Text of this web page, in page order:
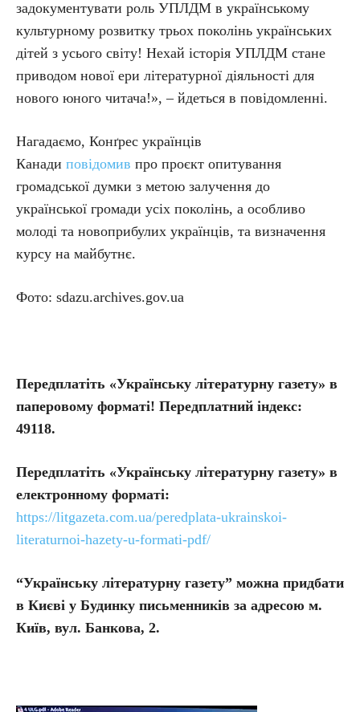
задокументувати роль УПЛДМ в українському
культурному розвитку трьох поколінь українських
дітей з усього світу! Нехай історія УПЛДМ стане
приводом нової ери літературної діяльності для
нового юного читача!», – йдеться в повідомленні.
Нагадаємо, Конґрес українців
Канади повідомив про проєкт опитування
громадської думки з метою залучення до
української громади усіх поколінь, а особливо
молоді та новоприбулих українців, та визначення
курсу на майбутнє.
Фото: sdazu.archives.gov.ua
Передплатіть «Українську літературну газету» в
паперовому форматі! Передплатний індекс:
49118.
Передплатіть «Українську літературну газету» в
електронному форматі:
https://litgazeta.com.ua/peredplata-ukrainskoi-
literaturnoi-hazety-u-formati-pdf/
“Українську літературну газету” можна придбати
в Києві у Будинку письменників за адресою м.
Київ, вул. Банкова, 2.